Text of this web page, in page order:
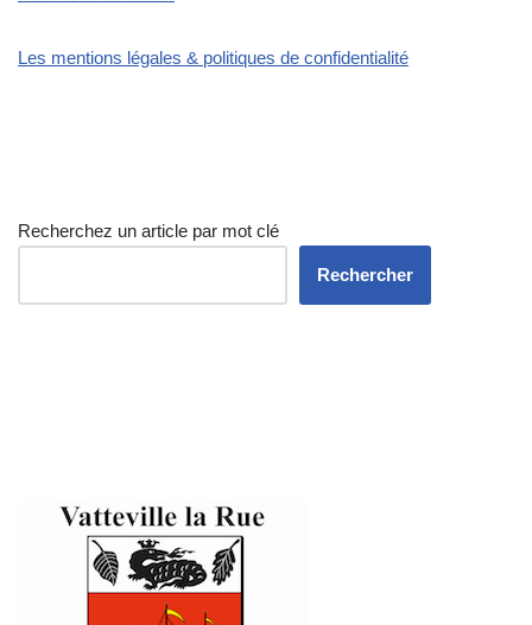
Les mentions légales & politiques de confidentialité
Recherchez un article par mot clé
Rechercher